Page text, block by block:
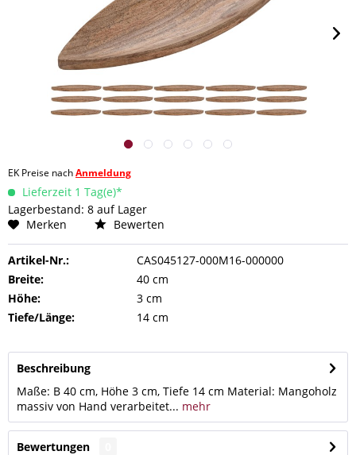
EK Preise nachAnmeldung
Lieferzeit 1 Tag(e)*
Lagerbestand: 8 auf Lager
Merken
Bewerten
Artikel-Nr.:
CAS045127-000M16-000000
Breite:
40 cm
Höhe:
3 cm
Tiefe/Länge:
14 cm
Beschreibung
Maße: B 40 cm, Höhe 3 cm, Tiefe 14 cm Material: Mangoholz
massiv von Hand verarbeitet... mehr
Bewertungen